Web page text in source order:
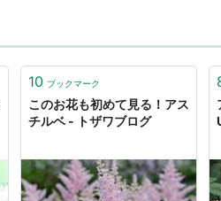
10 ブックマーク
このお花も初めて見る！アス
チルベ - トザワブログ